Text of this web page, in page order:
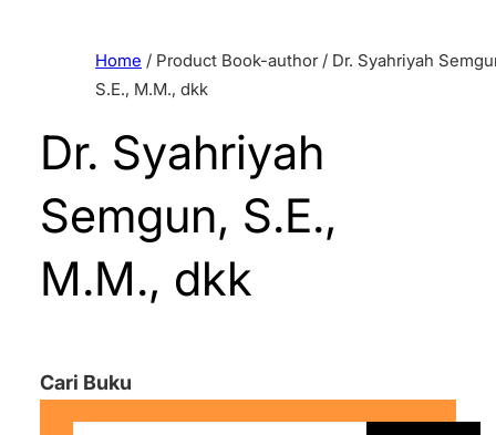
Home / Product Book-author / Dr. Syahriyah
S.E., M.M., dkk
Dr. Syahriyah
Semgun, S.E.,
M.M., dkk
Cari Buku